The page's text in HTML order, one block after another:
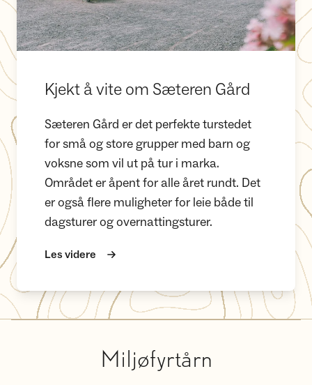
Kjekt å vite om Sæteren Gård
Sæteren Gård er det perfekte turstedet
for små og store grupper med barn og
voksne som vil ut på tur i marka.
Området er åpent for alle året rundt. Det
er også flere muligheter for leie både til
dagsturer og overnattingsturer.
Les videre
Miljøfyrtårn